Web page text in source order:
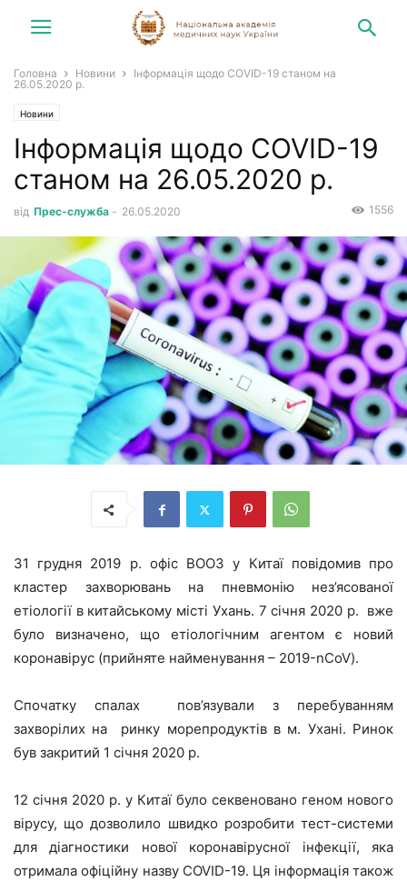
Головна Новини
Інформація щодо COVID-19 станом на
26.05.2020 р.
Новини
Інформація щодо COVID-19
станом на 26.05.2020 р.
від Прес-служба - 26.05.2020 1556
31 грудня 2019 р. офіс ВООЗ у Китаї повідомив про
кластер захворювань на пневмонію нез’ясованої
етіології в китайському місті Ухань. 7 січня 2020 р. вже
було визначено, що етіологічним агентом є новий
коронавірус (прийняте найменування – 2019-nCoV).
Спочатку спалах пов’язували з перебуванням
захворілих на ринку морепродуктів в м. Ухані. Ринок
був закритий 1 січня 2020 р.
12 січня 2020 р. у Китаї було секвеновано геном нового
вірусу, що дозволило швидко розробити тест-системи
для діагностики нової коронавірусної інфекції, яка
отримала офіційну назву COVID-19. Ця інформація також